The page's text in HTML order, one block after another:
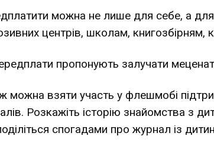
можна не лише для себе, а для
центрів, школам, книгозбірням,
пропонують залучати
можна взяти участь у флешмобі
Розкажіть історію знайомства з
спогадами про журнал із